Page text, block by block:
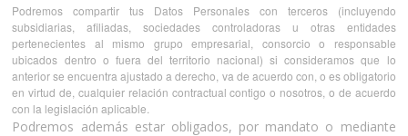
Podremos compartir tus Datos Personales con terceros (incluyendo
subsidiarias, afiliadas, sociedades controladoras u otras entidades
pertenecientes al mismo grupo empresarial, consorcio o responsable
ubicados dentro o fuera del territorio nacional) si consideramos que lo
anterior se encuentra ajustado a derecho, va de acuerdo con, o es obligatorio
en virtud de, cualquier relación contractual contigo o nosotros, o de acuerdo
con la legislación aplicable.
Podremos además estar obligados, por mandato o mediante